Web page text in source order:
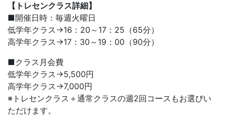
【トレセンクラス詳細】
■開催日時：毎週火曜日
低学年クラス→16：20～17：25（65分）
高学年クラス→17：30～19：00（90分）
■クラス月会費
低学年クラス→5,500円
高学年クラス→7,000円
※トレセンクラス＋通常クラスの週2回コースもお選びい
ただけます。